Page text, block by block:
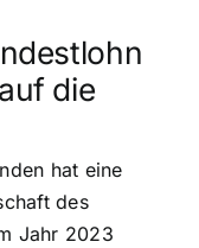
die
hat eine
des
Jahr 2023